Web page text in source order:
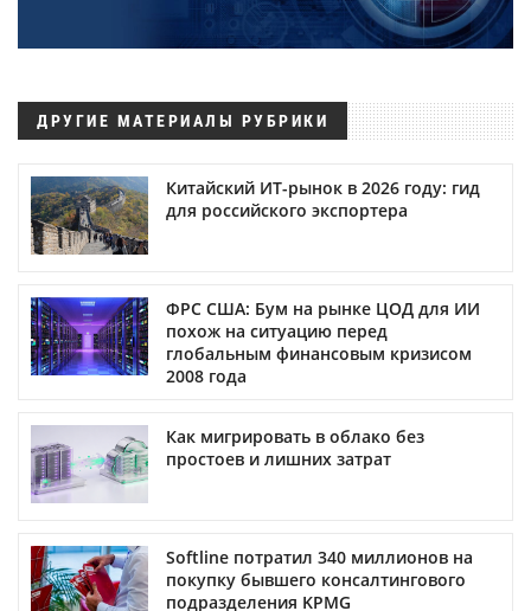
ДРУГИЕ МАТЕРИАЛЫ РУБРИКИ
Китайский ИТ-рынок в 2026 году: гид
для российского экспортера
ФРС США: Бум на рынке ЦОД для ИИ
похож на ситуацию перед
глобальным финансовым кризисом
2008 года
Как мигрировать в облако без
простоев и лишних затрат
Softline потратил 340 миллионов на
покупку бывшего консалтингового
подразделения KPMG